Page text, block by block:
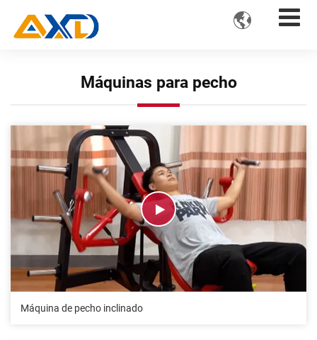

Máquinas para pecho
Máquina de pecho inclinado